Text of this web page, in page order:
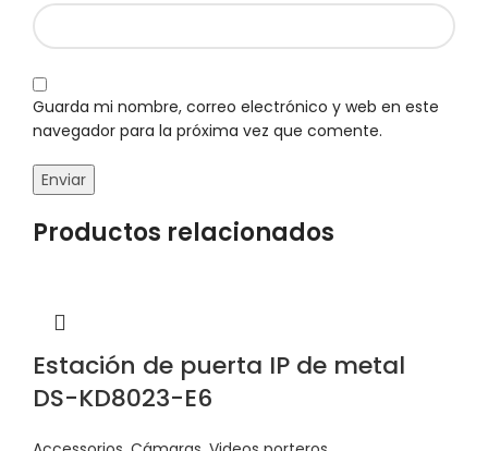
Guarda mi nombre, correo electrónico y web en este
navegador para la próxima vez que comente.
Productos relacionados
Estación de puerta IP de metal
DS-KD8023-E6